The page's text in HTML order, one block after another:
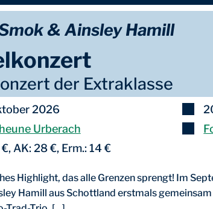
& Ainsley Hamill
der Extraklasse
2026
Urberach
AK: 28 €, Erm.: 14 €
Highlight, das alle Grenzen sprengt! Im
Hamill aus Schottland erstmals